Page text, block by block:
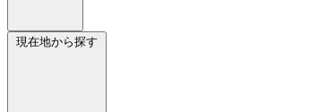
現在地から探す